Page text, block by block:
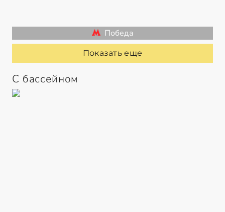
Победа
Показать еще
С бассейном